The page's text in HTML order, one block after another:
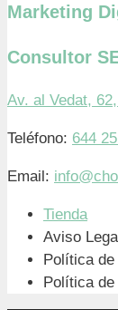
Marketing
Consultor
Av. al Vedat,
Teléfono: 644
Email:
Tienda
Aviso
Política
Política